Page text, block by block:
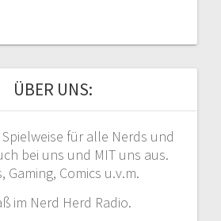
ÜBER UNS:
für alle Nerds und
bei uns und MIT uns aus.
Gaming, Comics u.v.m.
im Nerd Herd Radio.